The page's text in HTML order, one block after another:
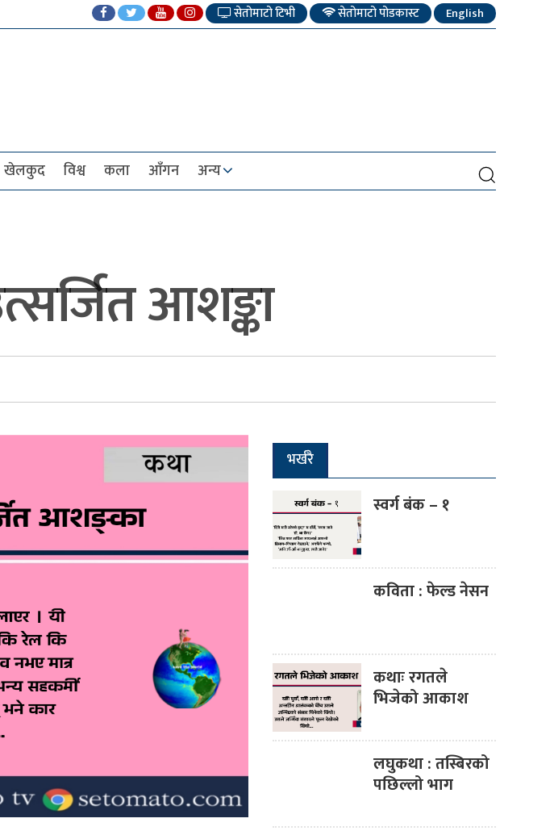
सेतोमाटो टिभी सेतोमाटो पोडकास्ट English
खेलकुद विश्व कला आँगन अन्य
आशङ्का
भर्खरै
स्वर्ग बंक – १
कविता : फेल्ड नेसन
कथाः रगतले
भिजेको आकाश
लघुकथा : तस्बिरको
पछिल्लो भाग